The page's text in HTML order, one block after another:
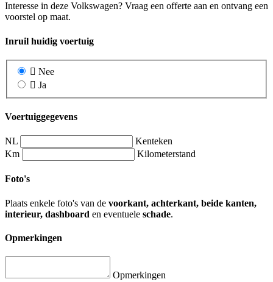
Interesse in deze Volkswagen? Vraag een offerte aan en ontvang een
voorstel op maat.
Inruil huidig voertuig
Nee
Ja
Voertuiggegevens
NL
Kenteken
Km
Kilometerstand
Foto's
Plaats enkele foto's van de voorkant, achterkant, beide kanten,
interieur, dashboard en eventuele schade.
Opmerkingen
Opmerkingen